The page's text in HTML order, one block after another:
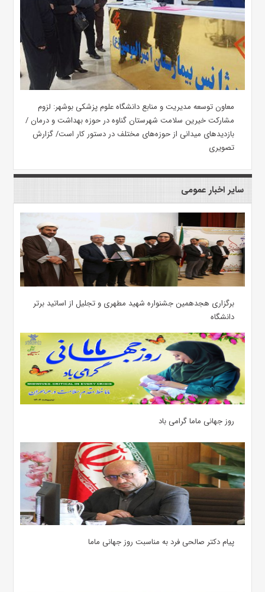
معاون توسعه مدیریت و منابع دانشگاه علوم پزشکی بوشهر: لزوم
مشارکت خیرین سلامت شهرستان گناوه در حوزه بهداشت و درمان /
بازدیدهای میدانی از حوزه‌های مختلف در دستور کار است/ گزارش
تصویری
سایر اخبار عمومی
برگزاری هجدهمین جشنواره شهید مطهری و تجلیل از اساتید برتر
دانشگاه
روز جهانی ماما گرامی باد
پیام دکتر صالحی فرد به مناسبت روز جهانی ماما